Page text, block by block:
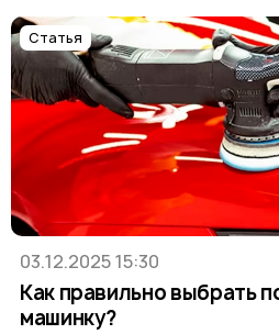
Статья
03.12.2025 15:30
Как правильно выбрать
машинку?